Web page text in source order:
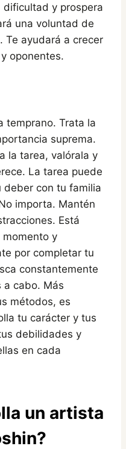
y prospera
una voluntad de
Te ayudará a crecer
oponentes.
temprano. Trata la
suprema.
la tarea, valórala y
La tarea puede
con tu familia
importa. Mantén
Está
y
por completar tu
constantemente
a cabo. Más
métodos, es
tu carácter y tus
debilidades y
en cada
un artista